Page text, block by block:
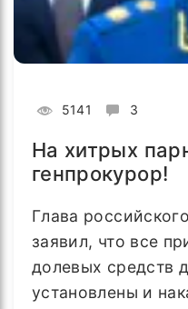
5141 3
На хитрых
генпрокурор!
Глава
заявил, что все
долевых средств
установлены и